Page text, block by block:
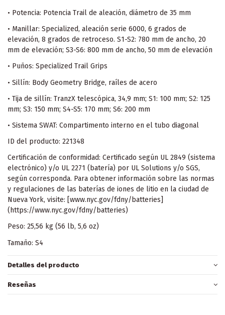
• Potencia: Potencia Trail de aleación, diámetro de 35 mm
• Manillar: Specialized, aleación serie 6000, 6 grados de
elevación, 8 grados de retroceso. S1-S2: 780 mm de ancho, 20
mm de elevación; S3-S6: 800 mm de ancho, 50 mm de elevación
• Puños: Specialized Trail Grips
• Sillín: Body Geometry Bridge, raíles de acero
• Tija de sillín: TranzX telescópica, 34,9 mm; S1: 100 mm; S2: 125
mm; S3: 150 mm; S4-S5: 170 mm; S6: 200 mm
• Sistema SWAT: Compartimento interno en el tubo diagonal
ID del producto: 221348
Certificación de conformidad: Certificado según UL 2849 (sistema
electrónico) y/o UL 2271 (batería) por UL Solutions y/o SGS,
según corresponda. Para obtener información sobre las normas
y regulaciones de las baterías de iones de litio en la ciudad de
Nueva York, visite: [www.nyc.gov/fdny/batteries]
(https://www.nyc.gov/fdny/batteries)
Peso: 25,56 kg (56 lb, 5,6 oz)
Tamaño: S4
Detalles del producto
Reseñas